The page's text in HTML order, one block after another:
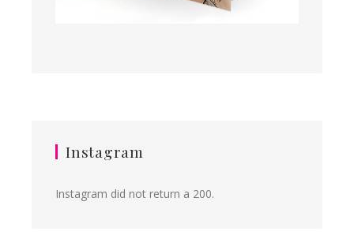
Instagram
Instagram did not return a 200.